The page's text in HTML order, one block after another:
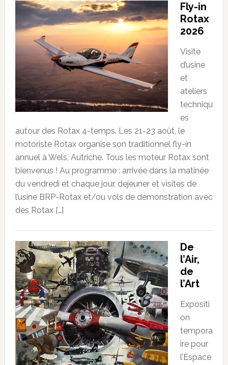
Fly-in
Rotax
2026
Visite
d’usine
et
ateliers
techniqu
es
autour des Rotax 4-temps. Les 21-23 août, le
motoriste Rotax organise son traditionnel fly-in
annuel à Wels, Autriche. Tous les moteur Rotax sont
bienvenus ! Au programme : arrivée dans la matinée
du vendredi et chaque jour, dejeuner et visites de
l’usine BRP-Rotax et/ou vols de démonstration avec
des Rotax […]
De
l’Air,
de
l’Art
Expositi
on
tempora
ire pour
l’Espace